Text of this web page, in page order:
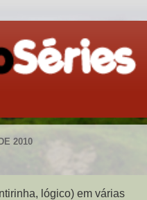
2010
lógico) em várias